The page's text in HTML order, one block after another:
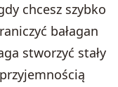
chcesz szybko
bałagan
stworzyć stały